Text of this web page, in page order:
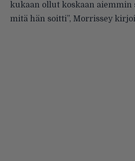
kukaan ollut koskaan aiemmin
mitä hän soitti”, Morrissey